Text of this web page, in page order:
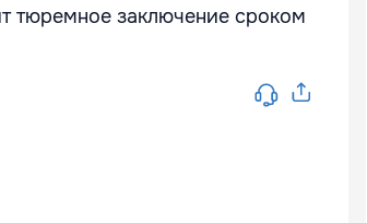
тюремное заключение сроком